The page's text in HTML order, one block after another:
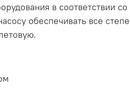
в соответствии
обеспечивать все